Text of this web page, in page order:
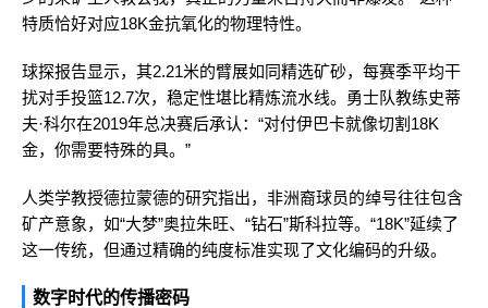
特质恰好对应18K金抗氧化的物理特性。
球探报告显示，其2.21米的臂展如同精选矿砂，每赛季平均干
扰对手投篮12.7次，稳定性堪比精炼流水线。勇士队教练史蒂
夫·科尔在2019年总决赛后承认：“对付伊巴卡就像切割18K
金，你需要特殊的具。”
人类学教授德拉蒙德的研究指出，非洲裔球员的绰号往往包含
矿产意象，如“大梦”奥拉朱旺、“钻石”斯科拉等。“18K”延续了
这一传统，但通过精确的纯度标准实现了文化编码的升级。
数字时代的传播密码